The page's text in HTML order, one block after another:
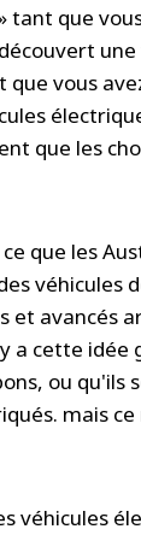
tant que
que vous
que les
que les
véhicules
et avancés
a cette idée
ou qu'ils
mais ce
véhicules